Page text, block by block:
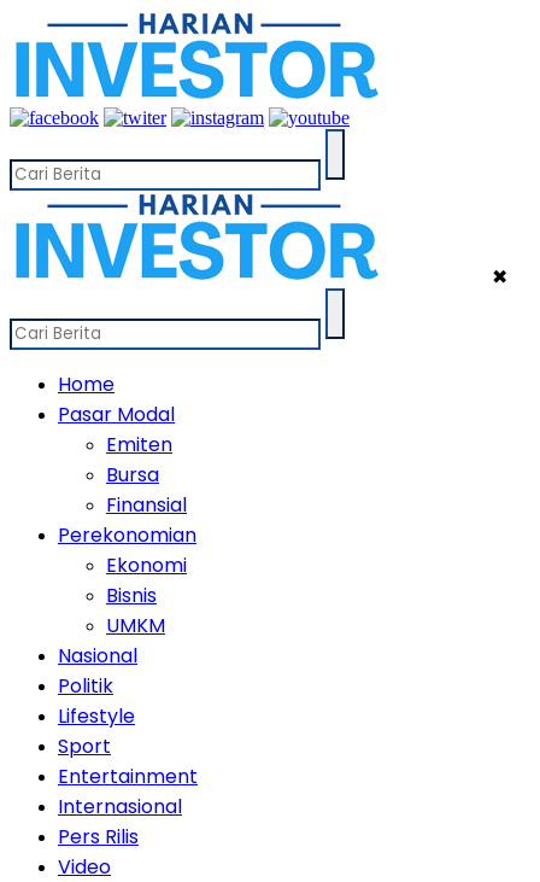
✖
Home
Pasar Modal
Emiten
Bursa
Finansial
Perekonomian
Ekonomi
Bisnis
UMKM
Nasional
Politik
Lifestyle
Sport
Entertainment
Internasional
Pers Rilis
Video